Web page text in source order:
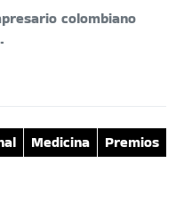
colombiano
Medicina Premios